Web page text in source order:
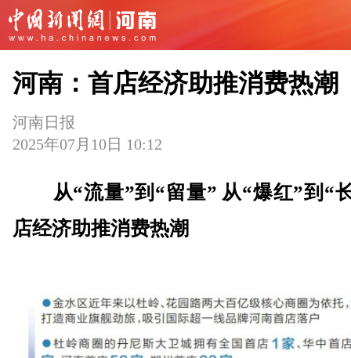
河南：首店经济助推消费热潮
河南日报
2025年07月10日 10:12
从“流量”到“留量” 从“爆红”到“
店经济助推消费热潮